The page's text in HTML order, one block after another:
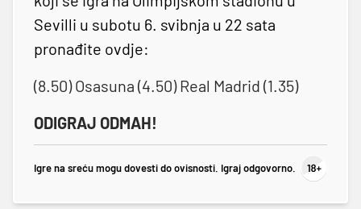
Sevilli u subotu 6. svibnja u 22 sata
pronađite ovdje:
(8.50) Osasuna (4.50) Real Madrid (1.35)
ODIGRAJ ODMAH!
Igre na sreću mogu dovesti do ovisnosti. Igraj odgovorno.